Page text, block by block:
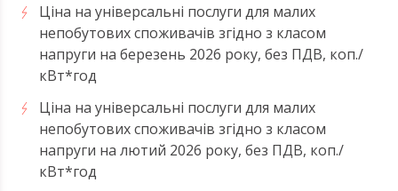
Ціна на універсальні послуги для малих
непобутових споживачів згідно з класом
напруги на березень 2026 року, без ПДВ, коп./
кВт*год
Ціна на універсальні послуги для малих
непобутових споживачів згідно з класом
напруги на лютий 2026 року, без ПДВ, коп./
кВт*год